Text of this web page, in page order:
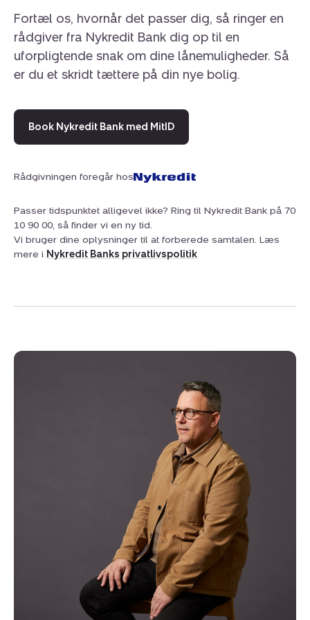
grundejerforening med flere fine grønne områder, hvor
der bl.a. er petanquebane og legeplads.
Beliggenheden i Kolding er yderst fordelagtig for
børnefamilien med dagligdagens vigtige destinationer
cykeltur, og der er flere pasningsmuligheder i
nærområdet, herunder Børnehuset Mariesminde, som
gør aflevering og afhentning overskuelig. Til de daglige
meter, hvilket gør det nemt at klare husholdningens
Geografiske Have i Kolding kun få minutters kørsel væk,
og med busstoppestedet Idyl ved Agtrupvej tæt på
adressen, er der gode forbindelser til resten af byen.
Fortæl os, hvornår det passer dig, så ringer en
rådgiver fra Nykredit Bank dig op til en
uforpligtende snak om dine lånemuligheder. Så
er du et skridt tættere på din nye bolig.
Book Nykredit Bank med MitID
Rådgivningen foregår hos
Passer tidspunktet alligevel ikke? Ring til Nykredit Bank på 70
10 90 00, så finder vi en ny tid.
Vi bruger dine oplysninger til at forberede samtalen. Læs
mere i Nykredit Banks privatlivspolitik